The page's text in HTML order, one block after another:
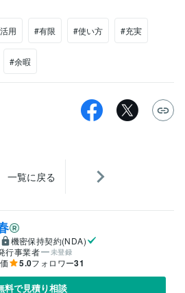
用 #有限 #使い方 #充実
#余暇
一覧に戻る
機密保持契約(NDA)
行事業者
未登録
5.0フォロワー31
料で見積り相談